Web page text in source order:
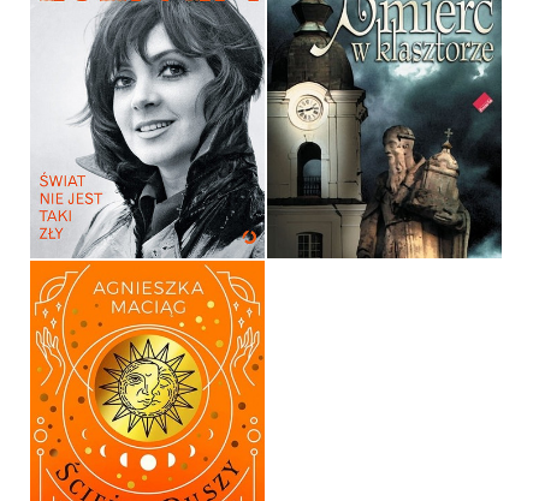
ŚWIAT NIE JEST TAKI ZŁY
HALINA KUNICKA, KAMILA
DRECKA
OPRAWA TWARDA
39,90 ZŁ
ŚMIERĆ W KLASZTORZE
ADRIANNA EWA STAWSKA
OPRAWA MIĘKKA
29,00 ZŁ
ŚCIEŻKI DUSZY
AGNIESZKA MACIĄG
OPRAWA TWARDA